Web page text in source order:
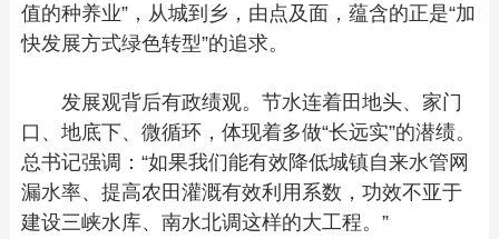
值的种养业”，从城到乡，由点及面，蕴含的正是“加
快发展方式绿色转型”的追求。
发展观背后有政绩观。节水连着田地头、家门
口、地底下、微循环，体现着多做“长远实”的潜绩。
总书记强调：“如果我们能有效降低城镇自来水管网
漏水率、提高农田灌溉有效利用系数，功效不亚于
建设三峡水库、南水北调这样的大工程。”